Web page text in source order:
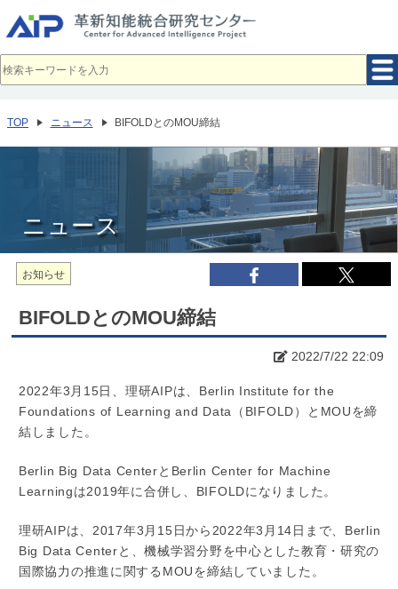
イ
ン
へ
動
TOP ニュース BIFOLDとのMOU締結
ニュース
お知らせ
BIFOLDとのMOU締結
2022/7/22 22:09
2022年3月15日、理研AIPは、Berlin Institute for the
Foundations of Learning and Data（BIFOLD）とMOUを締
結しました。
Berlin Big Data CenterとBerlin Center for Machine
Learningは2019年に合併し、BIFOLDになりました。
理研AIPは、2017年3月15日から2022年3月14日まで、Berlin
Big Data Centerと、機械学習分野を中心とした教育・研究の
国際協力の推進に関するMOUを締結していました。